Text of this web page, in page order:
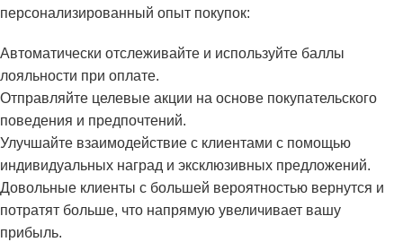
персонализированный опыт покупок:
Автоматически отслеживайте и используйте баллы
лояльности при оплате.
Отправляйте целевые акции на основе покупательского
поведения и предпочтений.
Улучшайте взаимодействие с клиентами с помощью
индивидуальных наград и эксклюзивных предложений.
Довольные клиенты с большей вероятностью вернутся и
потратят больше, что напрямую увеличивает вашу
прибыль.